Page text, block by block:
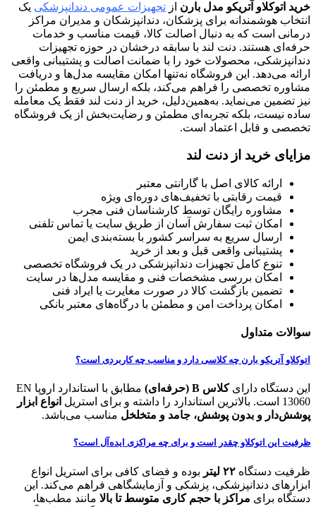
خرید اتوکلاو آتریکو مدل بارن از تجهیزات عمومی دندانپزشکی یک
انتخاب هوشمندانه برای پزشکان، دندانپزشکان و مدیران مراکز
درمانی است که به دنبال اصالت کالا، قیمت مناسب و خدمات
حرفه‌ای هستند. دنت لند با سابقه درخشان در حوزه تجهیزات
دندانپزشکی، محصولات خود را با ضمانت اصالت و پشتیبانی واقعی
ارائه می‌دهد. این فروشگاه نه‌تنها امکان مقایسه مدل‌ها و دریافت
مشاوره تخصصی را فراهم می‌کند، بلکه ارسال سریع و مطمئن را
نیز تضمین می‌نماید. به‌همین‌دلیل، خرید از دنت لند فقط یک معامله
ساده نیست، بلکه تجربه‌ای مطمئن و رضایت‌بخش از یک فروشگاه
تخصصی و قابل اعتماد است.
مزایای خرید از دنت لند
ارائه کالای اصل با گارانتی معتبر
قیمت رقابتی با تخفیف‌های دوره‌ای ویژه
مشاوره رایگان توسط کارشناسان فنی مجرب
امکان ثبت سفارش آسان از طریق سایت یا تماس تلفنی
ارسال سریع به سراسر کشور با بسته‌بندی ایمن
پشتیبانی واقعی قبل و بعد از خرید
تنوع کامل تجهیزات دندانپزشکی در یک فروشگاه تخصصی
امکان بررسی مشخصات فنی و مقایسه مدل‌ها در سایت
تضمین بازگشت کالا در صورت مغایرت یا ایراد فنی
امکان پرداخت امن و مطمئن با درگاه‌های معتبر بانکی
سوالات متداول
اتوکلاو آتریکو بارن چه کلاسی دارد و مناسب چه کاربردی است؟
این دستگاه دارایکلاس B (حرفه‌ای)
مطابق با استاندارد اروپا EN
13060 است. بالاترین استاندارد را داشته و برای استریل
انواع ابزار
پوشش‌دار و بدون پوشش، جامد و متخلخل مناسب می‌باشد.
ظرفیت این اتوکلاو چقدر است و برای چه مراکزی ایده‌آل است؟
ظرفیت دستگاه ۲۲ لیتر
بوده و فضای کافی برای استریل انواع
ابزارهای دندانپزشکی، پزشکی و آزمایشگاهی فراهم می‌کند. این
دستگاه برای مراکز با حجم کاری متوسط تا بالا مانند مطب‌ها،